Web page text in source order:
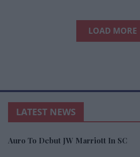
Auro To Debut JW Marriott In SC
CoStar, TE Raise 2026 Hotel Forecast
Minimalist Opens In Rajasthan